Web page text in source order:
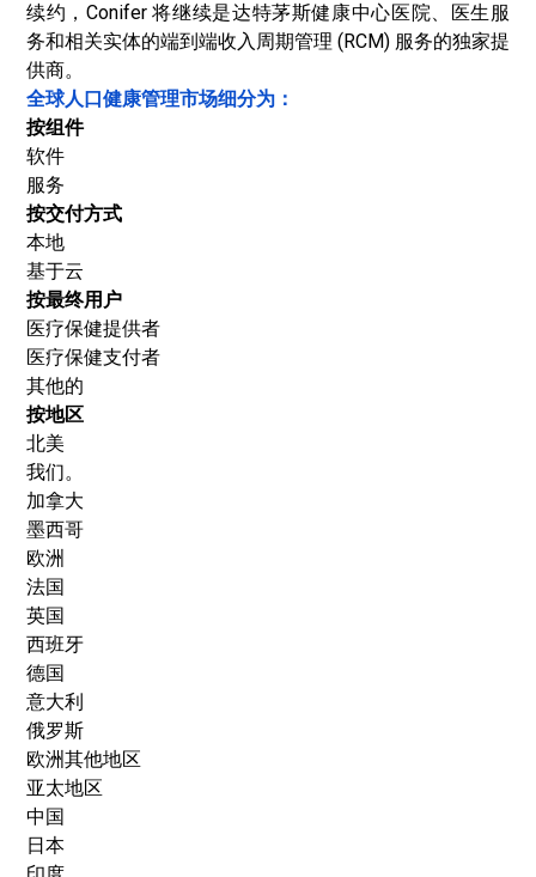
续约，Conifer 将继续是达特茅斯健康中心医院、医生服
务和相关实体的端到端收入周期管理 (RCM) 服务的独家提
供商。
全球人口健康管理市场细分为：
按组件
软件
服务
按交付方式
本地
基于云
按最终用户
医疗保健提供者
医疗保健支付者
其他的
按地区
北美
我们。
加拿大
墨西哥
欧洲
法国
英国
西班牙
德国
意大利
俄罗斯
欧洲其他地区
亚太地区
中国
日本